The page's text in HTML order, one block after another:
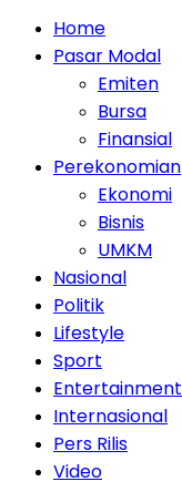
Home
Pasar Modal
Emiten
Bursa
Finansial
Perekonomian
Ekonomi
Bisnis
UMKM
Nasional
Politik
Lifestyle
Sport
Entertainment
Internasional
Pers Rilis
Video